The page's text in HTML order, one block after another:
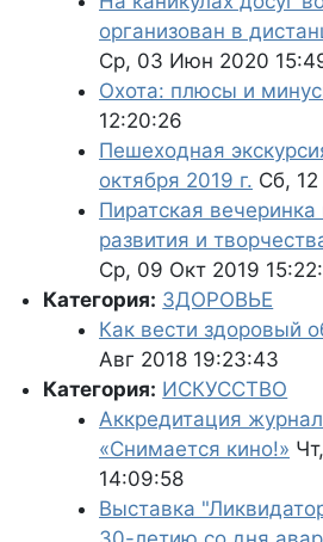
организован в
Ср, 03 Июн 2020
Охота: плюсы и
12:20:26
Пешеходная
октября 2019 г. Сб,
Пиратская
развития и
Ср, 09 Окт 2019
Категория: ЗДОРОВЬЕ
Как вести здоровый
Авг 2018 19:23:43
Категория: ИСКУССТВО
Аккредитация
«Снимается кино!»
14:09:58
Выставка